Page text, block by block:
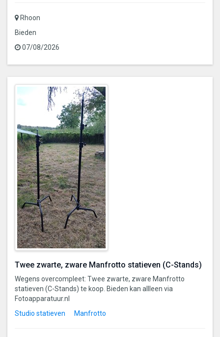
Rhoon
Bieden
07/08/2026
Twee zwarte, zware Manfrotto statieven (C-Stands)
Wegens overcompleet: Twee zwarte, zware Manfrotto
statieven (C-Stands) te koop. Bieden kan allleen via
Fotoapparatuur.nl
Studio statieven
Manfrotto